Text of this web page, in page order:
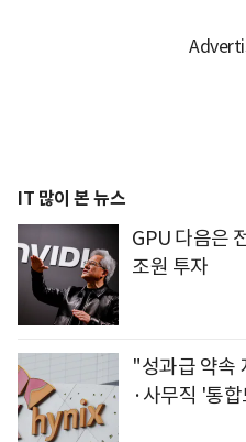
IT 많이 본 뉴스
GPU 다음은
조원 투자
"성과급 약속
·사무직 '통